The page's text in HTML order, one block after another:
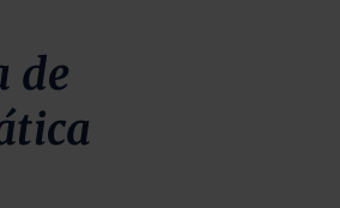
de